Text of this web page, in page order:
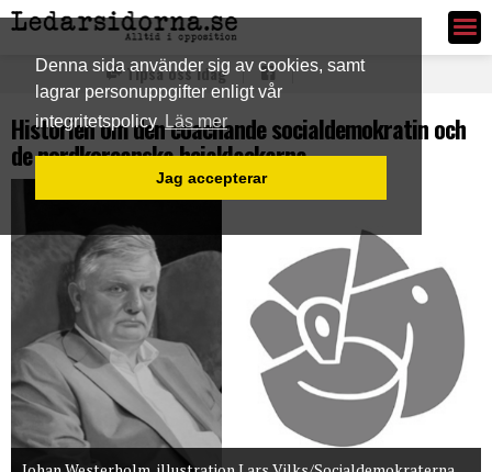
Denna sida använder sig av cookies, samt
lagrar personuppgifter enligt vår
integritetspolicy Läs mer
Jag accepterar
Ledarsidorna.se
Tipsa oss idag
Historien om den coachande socialdemokratin och
de nordkoreanska hejaklackarna